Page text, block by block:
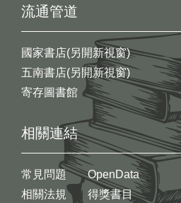
流通管道
國家書店(另開新視窗)
五南書店(另開新視窗)
寄存圖書館
相關連結
常見問題
相關法規
OpenData
得獎書目